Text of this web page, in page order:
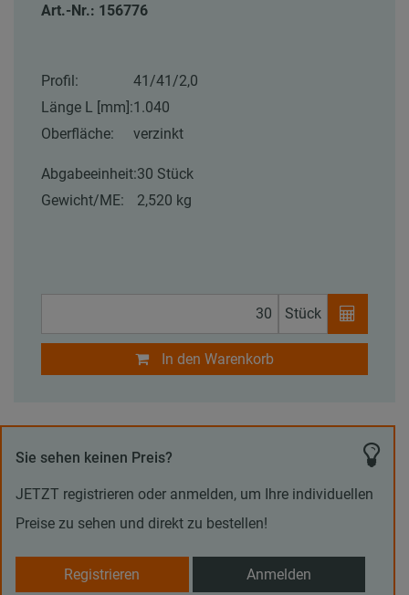
Art.-Nr.: 156776
Profil:
41/41/2,0
Länge L [mm]:1.040
Oberfläche:
verzinkt
Abgabeeinheit:30 Stück
Gewicht/ME:
2,520 kg
Stück
In den Warenkorb
Sie sehen keinen Preis?
JETZT registrieren oder anmelden, um Ihre individuellen
Preise zu sehen und direkt zu bestellen!
Registrieren Anmelden